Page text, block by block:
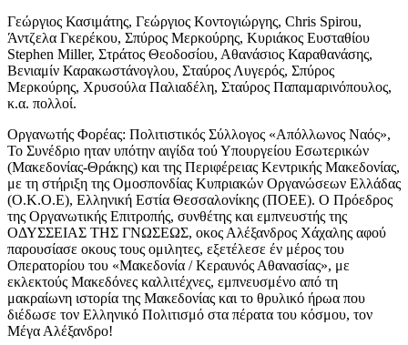
Γεώργιος Κασιμάτης, Γεώργιος Κοντογιώργης, Chris Spirou,
Άντζελα Γκερέκου, Σπύρος Μερκούρης, Κυριάκος Ευσταθίου
Stephen Miller, Στράτος Θεοδοσίου, Αθανάσιος Καραθανάσης,
Βενιαμίν Καρακωστάνογλου, Σταύρος Λυγερός, Σπύρος
Μερκούρης, Χρυσούλα Παλιαδέλη, Σταύρος Παπαμαρινόπουλος,
κ.α. πολλοί.
Οργανωτής Φορέας: Πολιτιστικός Σύλλογος «Απόλλωνος Ναός»,
Το Συνέδριο ηταν υπότην αιγίδα τού Υπουργείου Εσωτερικών
(Μακεδονίας-Θράκης) και της Περιφέρειας Κεντρικής Μακεδονίας,
με τη στήριξη της Ομοσπονδίας Κυπριακών Οργανώσεων Ελλάδας
(Ο.Κ.Ο.Ε), Ελληνική Εστία Θεσσαλονίκης (ΠΟΕΕ). Ο Πρόεδρος
της Οργανωτικής Επιτροπής, συνθέτης και εμπνευστής της
ΟΔΥΣΣΕΙΑΣ ΤΗΣ ΓΝΩΣΕΩΣ, οκος Αλέξανδρος Χάχαλης αφού
παρουσίασε οκους τους ομιλητες, εξετέλεσε έν μέρος του
Οπερατορίου του «Μακεδονία / Κεραυνός Αθανασίας», με
εκλεκτούς Μακεδόνες καλλιτέχνες, εμπνευσμένο από τη
μακραίωνη ιστορία της Μακεδονίας και το θρυλικό ήρωα που
διέδωσε τον Ελληνικό Πολιτισμό στα πέρατα του κόσμου, τον
Μέγα Αλέξανδρο!